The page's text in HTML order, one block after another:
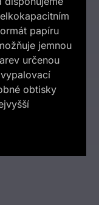
papíru
jemnou
určenou
obtisky